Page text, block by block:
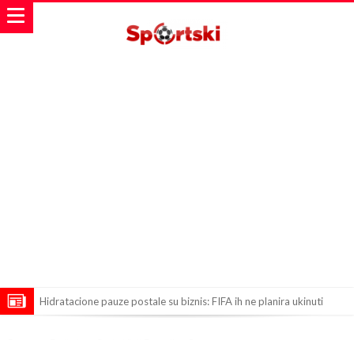
Hidratacione pauze postale su biznis: FIFA ih ne planira ukinuti